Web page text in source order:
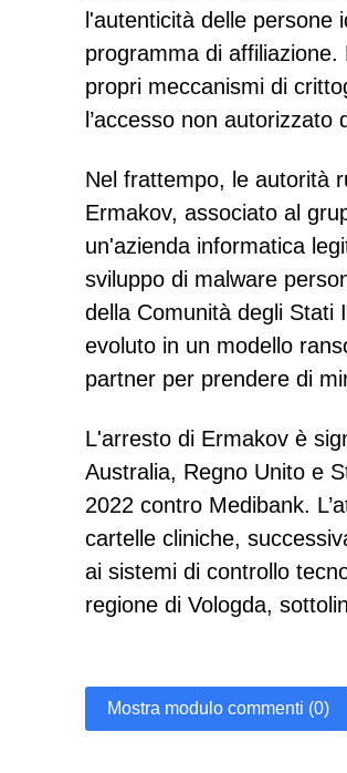
l'autenticità delle persone
programma di
propri meccanismi di
l’accesso non
Nel frattempo, le autorità
Ermakov, associato al
un'azienda informatica
sviluppo di malware
della Comunità degli Stati
evoluto in un modello
partner per prendere di
L'arresto di Ermakov è
Australia, Regno Unito e
2022 contro Medibank.
cartelle cliniche,
ai sistemi di controllo
regione di Vologda,
Mostra modulo commenti (0)